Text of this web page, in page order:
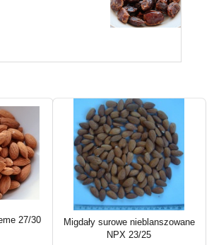
27/30
Migdały surowe nieblanszowane
NPX 23/25